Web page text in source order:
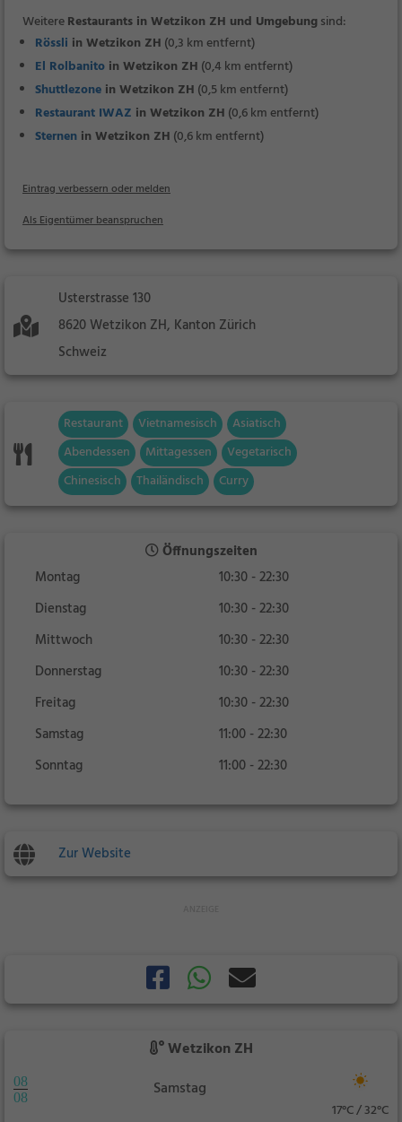
WeitereRestaurants in Wetzikon ZH und Umgebungsind:
Rössli in Wetzikon ZH (0,3 km entfernt)
El Rolbanito in Wetzikon ZH (0,4 km entfernt)
Shuttlezone in Wetzikon ZH (0,5 km entfernt)
Restaurant IWAZ in Wetzikon ZH (0,6 km entfernt)
Sternen in Wetzikon ZH (0,6 km entfernt)
Eintrag verbessern oder melden
Als Eigentümer beanspruchen
Usterstrasse 130
8620 Wetzikon ZH, Kanton Zürich
Schweiz
Restaurant Vietnamesisch
Asiatisch
Abendessen
Mittagessen
Vegetarisch
Chinesisch
Thailändisch Curry
Öffnungszeiten
Montag
10:30 - 22:30
Dienstag
10:30 - 22:30
Mittwoch
10:30 - 22:30
Donnerstag
10:30 - 22:30
Freitag
10:30 - 22:30
Samstag
11:00 - 22:30
Sonntag
11:00 - 22:30
Zur Website
Wetzikon ZH
08
08
Samstag
17°C / 32°C